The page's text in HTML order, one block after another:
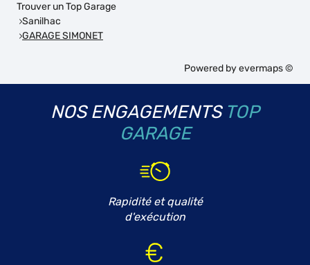
Trouver un Top Garage
Sanilhac
GARAGE SIMONET
Powered byevermaps ©
NOS ENGAGEMENTS TOP
GARAGE
Rapidité et qualité
d'exécution